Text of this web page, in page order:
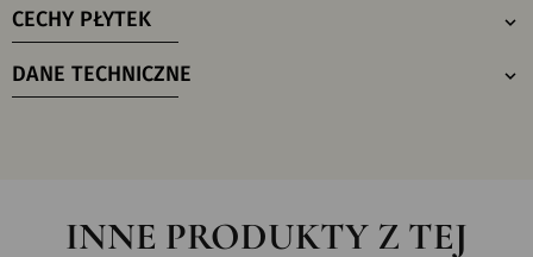
CECHY PŁYTEK
DANE TECHNICZNE
INNE PRODUKTY Z TEJ